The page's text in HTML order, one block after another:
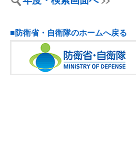
■防衛省・自衛隊のホームへ戻る